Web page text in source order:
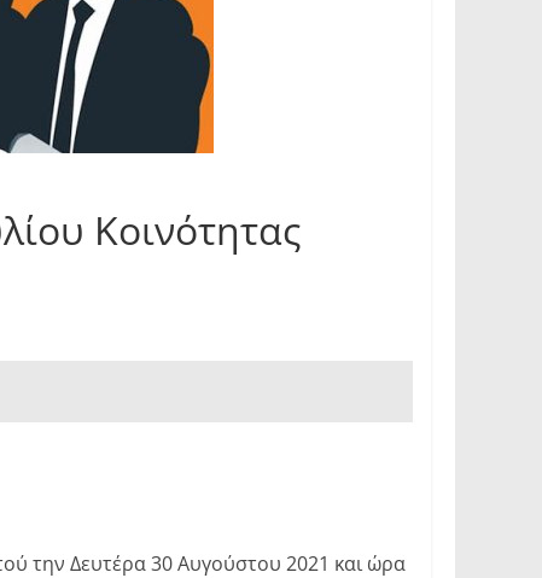
Κοινότητας
την Δευτέρα 30 Αυγούστου 2021 και ώρα